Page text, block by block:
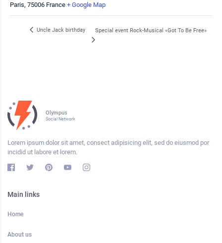
Paris, 75006 France + Google Map
Uncle Jack birthday Special event Rock-Musical «Got To Be Free»
Olympus
Social Network
Lorem ipsum dolor sit amet, consect adipisicing elit, sed do eiusmod por
incidid ut labore et lorem.
Main links
Home
About us